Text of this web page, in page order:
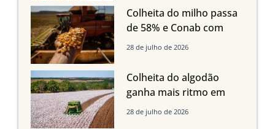
em Mato Grosso, aponta
Imea
Colheita do milho passa
de 58% e Conab com
boas produtividades em
quedas em Tocantins,
Maranhão e Piauí
28 de julho de 2026
Colheita do algodão
ganha mais ritmo em
Mato Grosso, Mato
28 de julho de 2026